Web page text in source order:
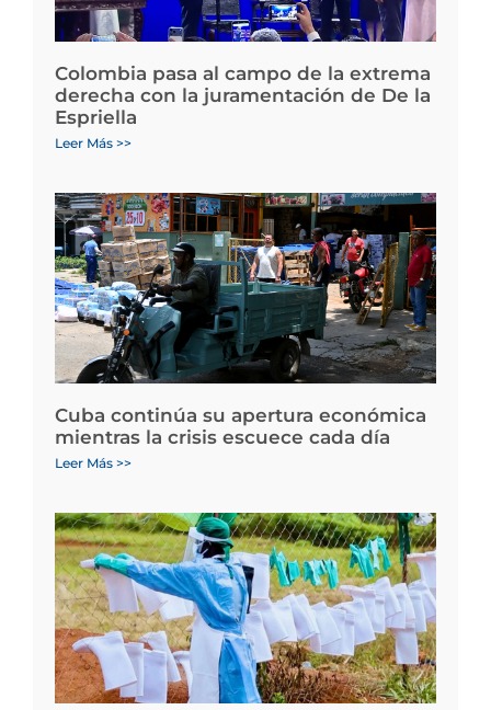
Colombia pasa al campo de la extrema
derecha con la juramentación de De la
Espriella
Leer Más >>
Cuba continúa su apertura económica
mientras la crisis escuece cada día
Leer Más >>